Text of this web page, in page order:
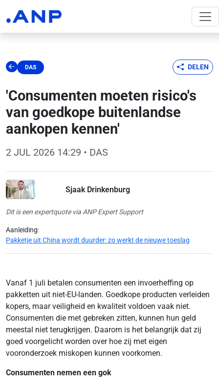
DAS DELEN
'Consumenten moeten risico's
van goedkope buitenlandse
aankopen kennen'
2 JUL 2026 14:29 • DAS
Sjaak Drinkenburg
Dit is een expertquote via ANP Expert Support
Aanleiding:
Pakketje uit China wordt duurder: zo werkt de nieuwe toeslag
Vanaf 1 juli betalen consumenten een invoerheffing op
pakketten uit niet-EU-landen. Goedkope producten verleiden
kopers, maar veiligheid en kwaliteit voldoen vaak niet.
Consumenten die met gebreken zitten, kunnen hun geld
meestal niet terugkrijgen. Daarom is het belangrijk dat zij
goed voorgelicht worden over hoe zij met eigen
vooronderzoek miskopen kunnen voorkomen.
Consumenten nemen een gok